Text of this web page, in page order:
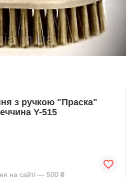
з ручкою "Праска"
Y-515
на сайті — 500 ₴